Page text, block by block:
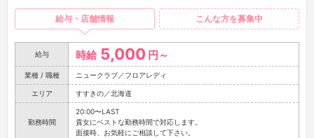
給与・店舗情報 こんな方を募集中
給与 時給 5,000 円～
業種 / 職種 ニュークラブ／フロアレディ
エリア すすきの／北海道
勤務時間
20:00〜LAST
貴女にベストな勤務時間で対応します。
面接時、お気軽にご相談して下さい。